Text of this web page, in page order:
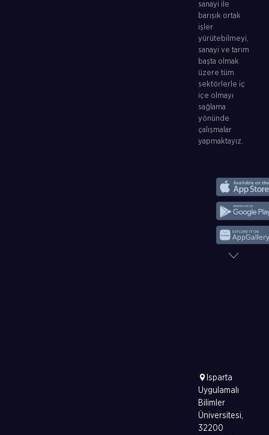
sanayi ile
barışık ortak
işler
yürütebilmeyi,
sanayi ve tarım
başta olmak
üzere tüm
sektörlerle iç
içe olmayı
sağlama
yönünde
çalışmalar
yapmaktayız.
Isparta
Uygulamalı
Bilimler
Üniversitesi,
32200